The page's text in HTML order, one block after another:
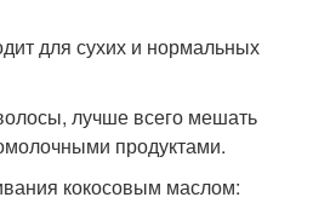
для сухих и нормальных
лучше всего мешать
продуктами.
кокосовым маслом: